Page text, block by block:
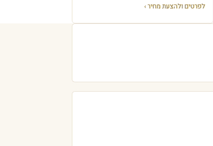
לפרטים ולהצעת מחיר ›